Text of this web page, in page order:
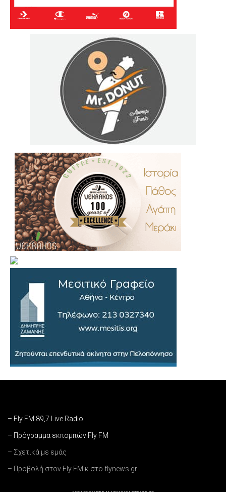
– Fly FM 89,7 Live Radio
– Πρόγραμμα εκπομπών Fly FM
– Σχετικά με εμάς
– Προβολή στον Fly FM κ στο flynews.gr